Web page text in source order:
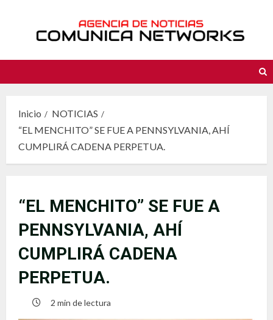
contenido
Inicio
NOTICIAS
“EL MENCHITO” SE FUE A PENNSYLVANIA, AHÍ
CUMPLIRÁ CADENA PERPETUA.
“EL MENCHITO” SE FUE A
PENNSYLVANIA, AHÍ
CUMPLIRÁ CADENA
PERPETUA.
2 min de lectura